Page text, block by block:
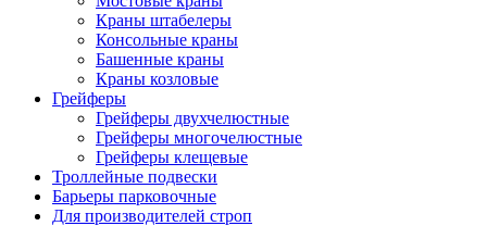
Краны штабелеры
Консольные краны
Башенные краны
Краны козловые
Грейферы
Грейферы двухчелюстные
Грейферы многочелюстные
Грейферы клещевые
Троллейные подвески
Барьеры парковочные
Для производителей строп